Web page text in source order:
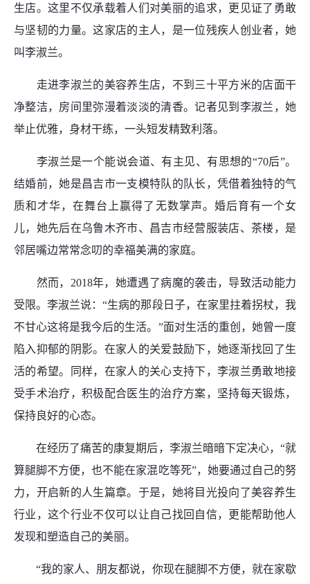
生店。这里不仅承载着人们对美丽的追求，更见证了勇敢
与坚韧的力量。这家店的主人，是一位残疾人创业者，她
叫李淑兰。
走进李淑兰的美容养生店，不到三十平方米的店面干
净整洁，房间里弥漫着淡淡的清香。记者见到李淑兰，她
举止优雅，身材干练，一头短发精致利落。
李淑兰是一个能说会道、有主见、有思想的“70后”。
结婚前，她是昌吉市一支模特队的队长，凭借着独特的气
质和才华，在舞台上赢得了无数掌声。婚后育有一个女
儿，她先后在乌鲁木齐市、昌吉市经营服装店、茶楼，是
邻居嘴边常常念叨的幸福美满的家庭。
然而，2018年，她遭遇了病魔的袭击，导致活动能力
受限。李淑兰说：“生病的那段日子，在家里拄着拐杖，我
不甘心这将是我今后的生活。”面对生活的重创，她曾一度
陷入抑郁的阴影。在家人的关爱鼓励下，她逐渐找回了生
活的希望。同样，在家人的关心支持下，李淑兰勇敢地接
受手术治疗，积极配合医生的治疗方案，坚持每天锻炼，
保持良好的心态。
在经历了痛苦的康复期后，李淑兰暗暗下定决心，“就
算腿脚不方便，也不能在家混吃等死”，她要通过自己的努
力，开启新的人生篇章。于是，她将目光投向了美容养生
行业，这个行业不仅可以让自己找回自信，更能帮助他人
发现和塑造自己的美丽。
“我的家人、朋友都说，你现在腿脚不方便，就在家歇